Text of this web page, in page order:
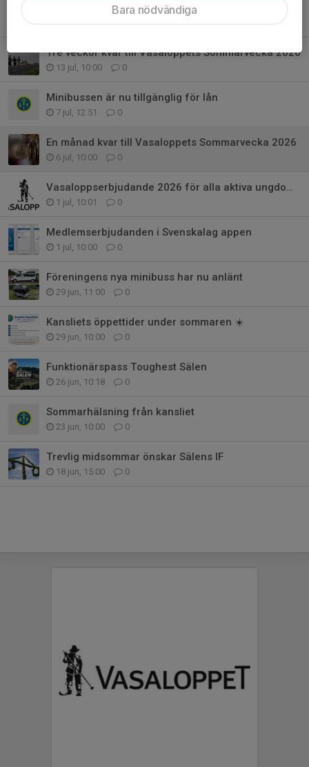
Två veckor kvar till Vasaloppets sommarvecka
Tre veckor kvar till Vasaloppets Sommarvecka 2026
13 jul, 10:00 0
Minibussen är nu tillgänglig för lån
7 jul, 12:51 0
En månad kvar till Vasaloppets Sommarvecka 2026
6 jul, 10:00 0
Vasaloppserbjudande 2026 för alla aktiva ungdomar och ledare i Sälens IF
1 jul, 10:01 0
Medlemserbjudanden i Svenskalag appen
1 jul, 10:00 0
Föreningens nya minibuss har nu anlänt
29 jun, 11:00 0
Kansliets öppettider under sommaren ☀️
29 jun, 10:00 0
Funktionärspass Toughest Sälen
26 jun, 10:18 0
Sommarhälsning från kansliet
23 jun, 10:00 0
Trevlig midsommar önskar Sälens IF
18 jun, 15:00 0
Bara nödvändiga